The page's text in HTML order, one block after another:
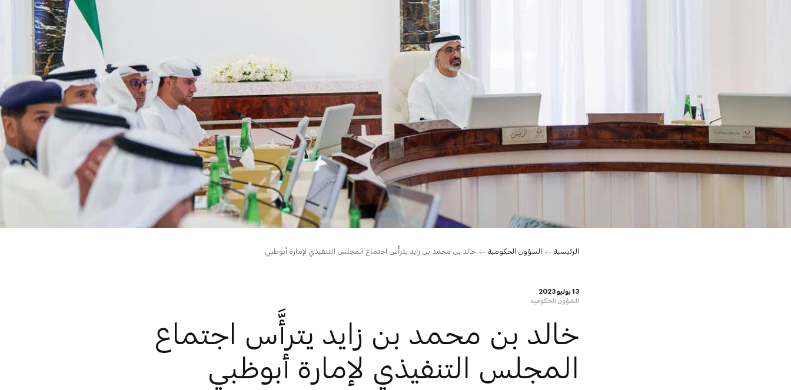
الرئيسية الشؤون الحكومية خالد بن محمد بن زايد يترأَّس اجتماع المجلس التنفيذي لإمارة أبوظبي
13 يوليو 2023
الشؤون الحكومية
خالد بن محمد بن زايد يترأَّس اجتماع
المجلس التنفيذي لإمارة أبوظبي